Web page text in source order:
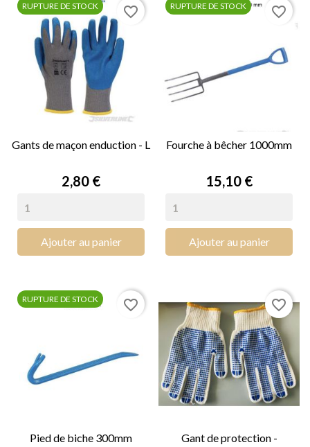
Gants de maçon enduction - L
Prix
2,80 €
Ajouter au panier
RUPTURE DE STOCK favorite_border
Fourche à bêcher 1000mm
Prix
15,10 €
Ajouter au panier
RUPTURE DE STOCK favorite_border
Pied de biche 300mm
RUPTURE DE STOCK favorite_border
Gant de protection -
favorite_border